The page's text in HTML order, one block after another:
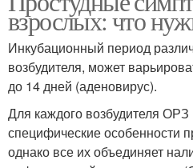
взрослых: что
Инкубационный период
возбудителя, может
до 14 дней (аденовирус).
Для каждого возбудителя
специфические особенности
однако все их объединяет